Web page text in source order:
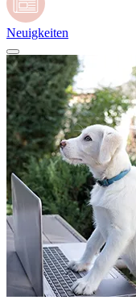
Neuigkeiten